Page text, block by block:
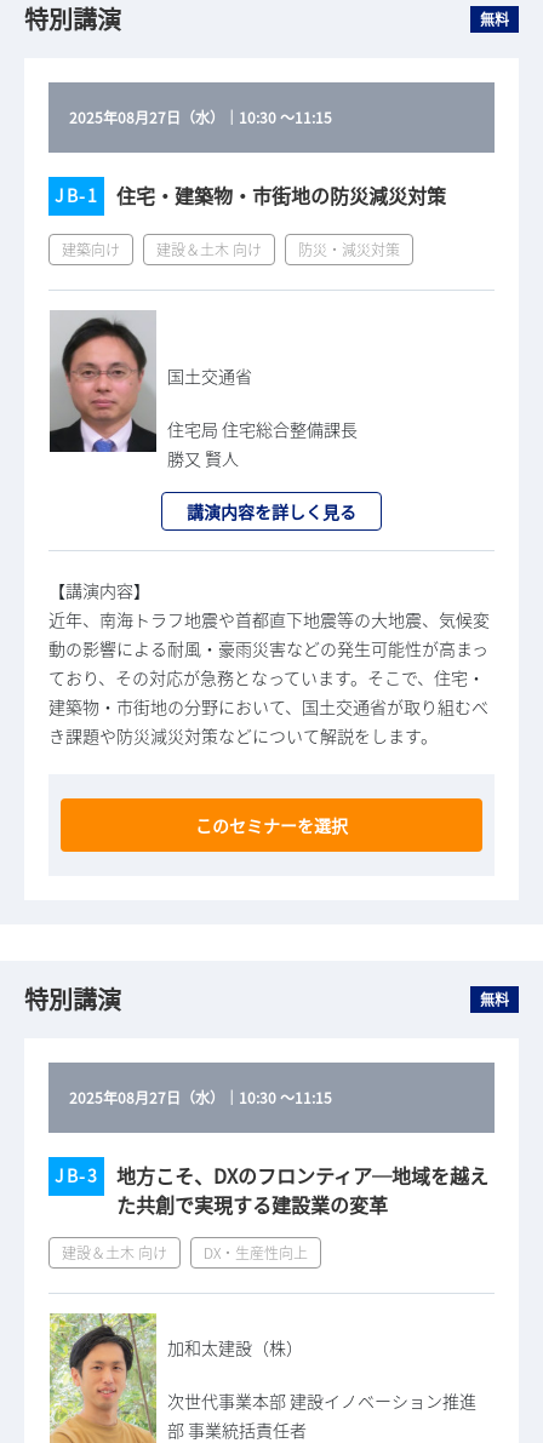
特別講演 無料
2025年08月27日（水） ｜ 10:30～11:15
JB-1 住宅・建築物・市街地の防災減災対策
建築向け 建設＆土木 向け 防災・減災対策
国土交通省
住宅局 住宅総合整備課長
勝又 賢人
講演内容を詳しく見る
【講演内容】
近年、南海トラフ地震や首都直下地震等の大地震、気候変
動の影響による耐風・豪雨災害などの発生可能性が高まっ
ており、その対応が急務となっています。そこで、住宅・
建築物・市街地の分野において、国土交通省が取り組むべ
き課題や防災減災対策などについて解説をします。
このセミナーを選択
特別講演 無料
2025年08月27日（水） ｜ 10:30～11:15
JB-3
地方こそ、DXのフロンティア─地域を越え
た共創で実現する建設業の変革
建設＆土木 向け DX・生産性向上
加和太建設（株）
次世代事業本部 建設イノベーション推進
部 事業統括責任者